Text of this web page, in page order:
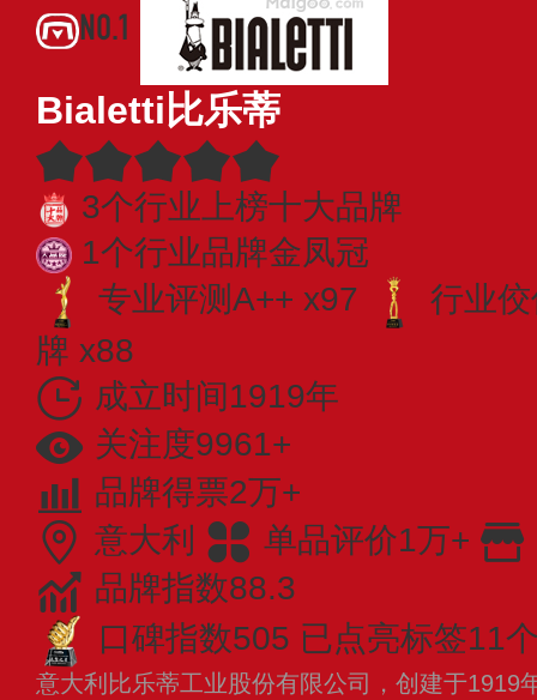
NO.1
Bialetti比乐蒂
3个行业上榜十大品牌
1个行业品牌金凤冠
专业​评测A++ x97
行业
牌 x88
成立时间1919年
关注度9961+
品牌得票2万+
意大利
单品评价1万+
品牌指数88.3
口碑指数505 已点亮标签11
意大利比乐蒂工业股份有限公司，创建于1919